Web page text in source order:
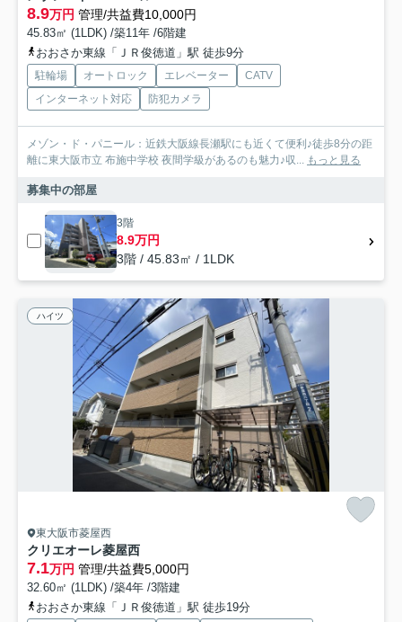
8.9万円 管理/共益費10,000円
45.83㎡ (1LDK) /築11年 /6階建
おおさか東線「ＪＲ俊徳道」駅 徒歩9分
駐輪場 オートロック エレベーター
CATV
インターネット対応
防犯カメラ
メゾン・ド・パニール：近鉄大阪線長瀬駅にも近くて便利♪徒歩8分の距
離に東大阪市立 布施中学校 夜間学級があるのも魅力♪収...
もっと見る
募集中の部屋
3階
8.9万円
3階 / 45.83㎡ / 1LDK
ハイツ
東大阪市菱屋西
クリエオーレ菱屋西
7.1万円 管理/共益費5,000円
32.60㎡ (1LDK) /築4年 /3階建
おおさか東線「ＪＲ俊徳道」駅 徒歩19分